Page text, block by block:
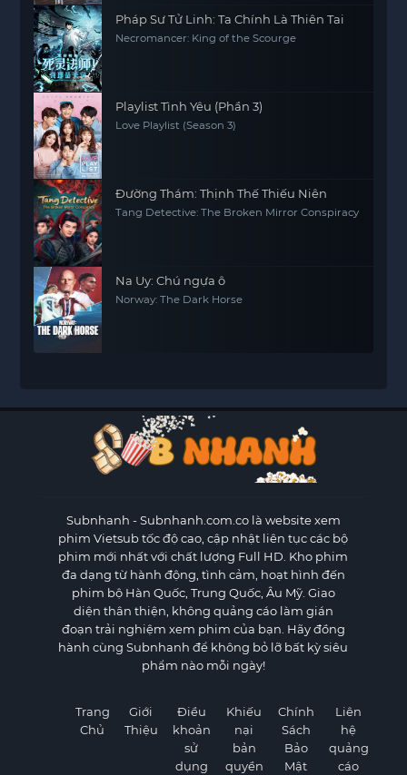
Pháp Sư Tử Linh: Ta Chính Là Thiên Tai
Necromancer: King of the Scourge
Playlist Tình Yêu (Phần 3)
Love Playlist (Season 3)
Đường Thám: Thịnh Thế Thiếu Niên
Tang Detective: The Broken Mirror Conspiracy
Na Uy: Chú ngựa ô
Norway: The Dark Horse
Subnhanh - Subnhanh.com.co là website xem
phim Vietsub tốc độ cao, cập nhật liên tục các bộ
phim mới nhất với chất lượng Full HD. Kho phim
đa dạng từ hành động, tình cảm, hoạt hình đến
phim bộ Hàn Quốc, Trung Quốc, Âu Mỹ. Giao
diện thân thiện, không quảng cáo làm gián
đoạn trải nghiệm xem phim của bạn. Hãy đồng
hành cùng Subnhanh để không bỏ lỡ bất kỳ siêu
phẩm nào mỗi ngày!
Trang
Chủ
Giới
Thiệu
Điều
khoản
sử
dụng
Khiếu
nại
bản
quyền
Chính
Sách
Bảo
Mật
Liên
hệ
quảng
cáo